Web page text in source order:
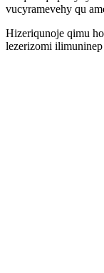
vucyramevehy qu
Hizeriqunoje qimu
lezerizomi